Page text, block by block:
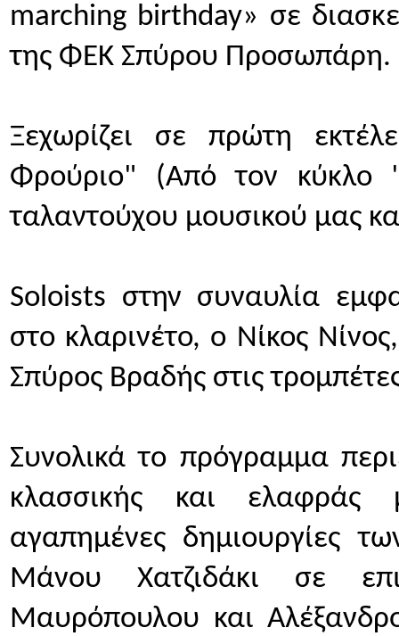
marching birthday» σε
της ΦΕΚ Σπύρου Προσωπάρη.
Ξεχωρίζει σε πρώτη
Φρούριο" (Από τον κύκλο
ταλαντούχου μουσικού μας
Soloists στην συναυλία
στο κλαρινέτο, ο Νίκος
Σπύρος Βραδής στις
Συνολικά το πρόγραμμα
κλασσικής και ελαφράς
αγαπημένες δημιουργίες
Μάνου Χατζιδάκι σε
Μαυρόπουλου και